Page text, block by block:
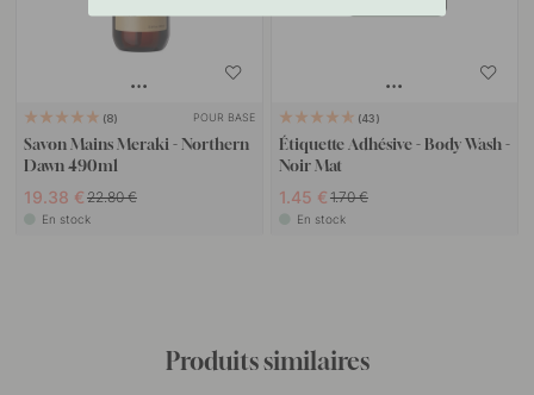
8 POUR BASE
Savon Mains Meraki - Northern
Dawn 490ml
19.38 € 22.80 €
En stock
43
Étiquette Adhésive - Body Wash -
Noir Mat
1.45 € 1.70 €
En stock
Produits similaires